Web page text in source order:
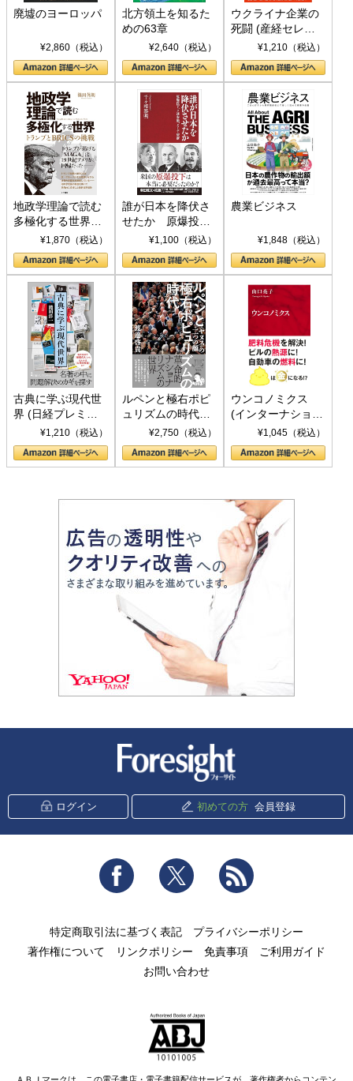
廃墟のヨーロッパ
¥2,860（税込）
北方領土を知るた
めの63章
¥2,640（税込）
ウクライナ企業の
死闘 (産経セレク
ト S 039)¥1,210（税込）
地政学理論で読む
多極化する世界：
トランプとBRICS
の挑戦
¥1,870（税込）
誰が日本を降伏さ
せたか 原爆投
下、ソ連参戦、そ
して聖断 (PHP新
書)
¥1,100（税込）
農業ビジネス
¥1,848（税込）
古典に学ぶ現代世
界 (日経プレミア
シリーズ)¥1,210（税込）
ルペンと極右ポピ
ュリズムの時代：
〈ヤヌス〉の二つ
の顔
¥2,750（税込）
ウンコノミクス
(インターナショナ
ル新書)¥1,045（税込）
ログイン 初めての方 会員登録
Facebook Twitter
特定商取引法に基づく表記
プライバシーポリシー
著作権について
リンクポリシー 免責事項
ご利用ガイド
お問い合わせ